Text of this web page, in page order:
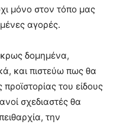
μόνο στον τόπο μας
αγορές.
δομημένα,
και πιστεύω πως θα
του είδους
σχεδιαστές θα
την